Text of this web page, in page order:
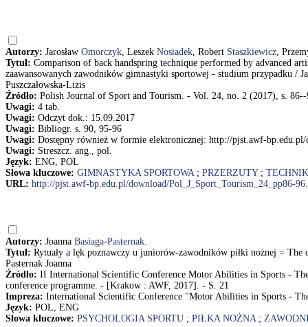
Autorzy: Jarosław Omorczyk, Leszek Nosiadek, Robert Staszkiewicz,
Tytuł: Comparison of back handspring technique performed by advanced
zaawansowanych zawodników gimnastyki sportowej - studium przypadku /
Puszczałowska-Lizis
Źródło: Polish Journal of Sport and Tourism. - Vol. 24, no. 2 (2017), s. 86--
Uwagi: 4 tab.
Uwagi: Odczyt dok.: 15.09.2017
Uwagi: Bibliogr. s. 90, 95-96
Uwagi: Dostępny również w formie elektronicznej: http://pjst.awf-
Uwagi: Streszcz. ang., pol.
Język: ENG, POL
Słowa kluczowe: GIMNASTYKA SPORTOWA; PRZERZUTY;
URL: http://pjst.awf-bp.edu.pl/download/Pol_J_Sport_Tourism_24_pp86-
Autorzy: Joanna Basiaga-Pasternak.
Tytuł: Rytuały a lęk poznawczy u juniorów-zawodników piłki nożnej =
Pasternak Joanna
Źródło: II International Scientific Conference Motor Abilities in Sports -
conference programme. - [Krakow : AWF, 2017]. - S. 21
Impreza: International Scientific Conference "Motor Abilities in Sports -
Język: POL, ENG
Słowa kluczowe: PSYCHOLOGIA SPORTU ; PIŁKA NOŻNA;